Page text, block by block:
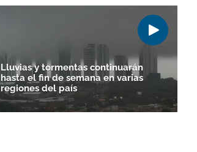
Lluvias y tormentas continuarán
hasta el fin de semana en varias
regiones del país